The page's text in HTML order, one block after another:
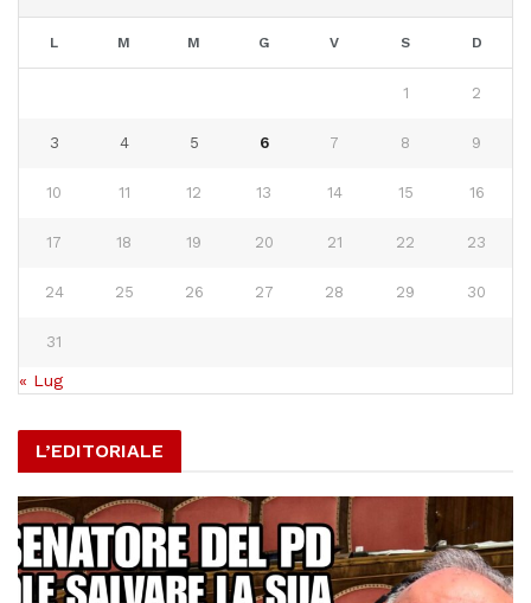
L M M G V S D
1 2
3 4 5 6 7 8 9
10 11 12 13 14 15 16
17 18 19 20 21 22 23
24 25 26 27 28 29 30
31
« Lug
L’EDITORIALE